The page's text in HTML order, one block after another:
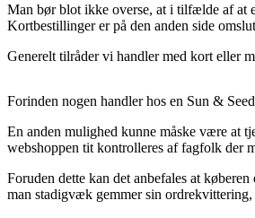
Man bør blot ikke overse, at i tilfælde af at
Kortbestillinger er på den anden side
Generelt tilråder vi handler med kort eller
Forinden nogen handler hos en Sun &
En anden mulighed kunne måske være at
webshoppen tit kontrolleres af fagfolk der
Foruden dette kan det anbefales at
man stadigvæk gemmer sin